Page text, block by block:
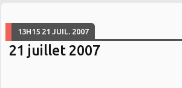
13H15 21 JUIL. 2007
21 juillet 2007